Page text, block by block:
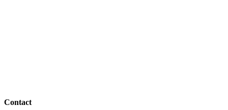
Contact